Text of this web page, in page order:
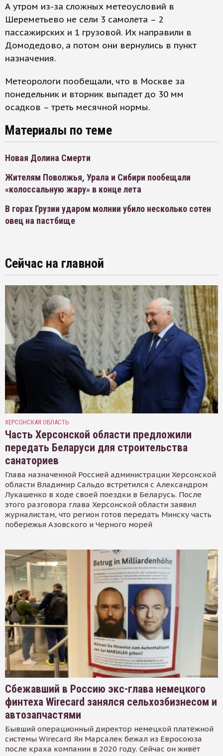
А утром из-за сложных метеоусловий в
Шереметьево не сели 3 самолета – 2
пассажирских и 1 грузовой. Их направили в
Домодедово, а потом они вернулись в пункт
назначения.
Метеорологи пообещали, что в Москве за
понедельник и вторник выпадет до 30 мм
осадков – треть месячной нормы.
Материалы по теме
Новая Долина Смерти
Жителям Поволжья, Урала и Сибири пообещали
«колоссальную жару» в конце лета
В горах Грузии ударом молнии убило несколько сотен
овец на пастбище
Сейчас на главной
ХЕРСОНСКАЯ ОБЛАСТЬ
Часть Херсонской области предложили
передать Беларуси для строительства
санаториев
Глава назначенной Россией администрации Херсонской
области Владимир Сальдо встретился с Александром
Лукашенко в ходе своей поездки в Беларусь. После
этого разговора глава Херсонской области заявил
журналистам, что регион готов передать Минску часть
побережья Азовского и Черного морей
Сбежавший в Россию экс-глава немецкого
финтеха Wirecard занялся сельхозбизнесом и
автозапчастями
Бывший операционный директор немецкой платёжной
системы Wirecard Ян Марсалек бежал из Евросоюза
после краха компании в 2020 году. Сейчас он живёт